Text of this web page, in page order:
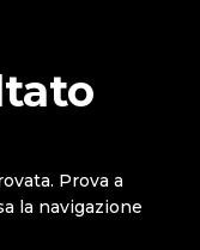
Prova a
la navigazione